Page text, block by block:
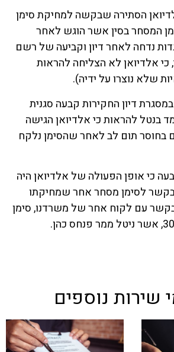
הסתירה שבקשה למחיקת סימן
המסחר בסין אשר הוגש לאחר
נדחה לאחר דיון וקביעה של רשם
כי אלדיואן לא הצליחה להראות
שלא נוצרו על ידיה).
דיון החקירות קבעה סגנית
בנטל להראות כי אלדיואן הגישה
תום לב לאחר שהסימן נלקח
כי אופן הפעולה של אלדיואן היה
לסימן מסחר אחר שמחיקתו
עם לקוח אחר של משרדנו, סימן
שירות נוספים